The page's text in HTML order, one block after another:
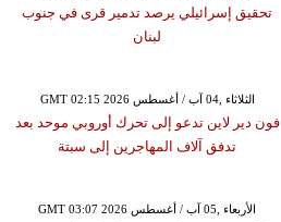
تحقيق إسرائيلي يرصد تدمير قرى في جنوب
لبنان
GMT 02:15 2026 الثلاثاء ,04 آب / أغسطس
فون دير لاين تدعو إلى تحرك أوروبي موحد بعد
تدفق آلاف المهاجرين إلى سبتة
GMT 03:07 2026 الأربعاء ,05 آب / أغسطس